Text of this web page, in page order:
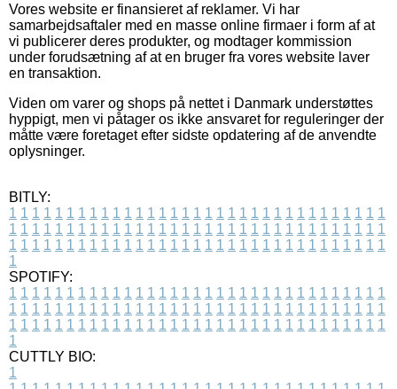
Vores website er finansieret af reklamer. Vi har
samarbejdsaftaler med en masse online firmaer i form af at
vi publicerer deres produkter, og modtager kommission
under forudsætning af at en bruger fra vores website laver
en transaktion.
Viden om varer og shops på nettet i Danmark understøttes
hyppigt, men vi påtager os ikke ansvaret for reguleringer der
måtte være foretaget efter sidste opdatering af de anvendte
oplysninger.
BITLY:
1 1 1 1 1 1 1 1 1 1 1 1 1 1 1 1 1 1 1 1 1 1 1 1 1 1 1 1 1 1 1 1 1
1 1 1 1 1 1 1 1 1 1 1 1 1 1 1 1 1 1 1 1 1 1 1 1 1 1 1 1 1 1 1 1 1
1 1 1 1 1 1 1 1 1 1 1 1 1 1 1 1 1 1 1 1 1 1 1 1 1 1 1 1 1 1 1 1 1
1
SPOTIFY:
1 1 1 1 1 1 1 1 1 1 1 1 1 1 1 1 1 1 1 1 1 1 1 1 1 1 1 1 1 1 1 1 1
1 1 1 1 1 1 1 1 1 1 1 1 1 1 1 1 1 1 1 1 1 1 1 1 1 1 1 1 1 1 1 1 1
1 1 1 1 1 1 1 1 1 1 1 1 1 1 1 1 1 1 1 1 1 1 1 1 1 1 1 1 1 1 1 1 1
1
CUTTLY BIO:
1